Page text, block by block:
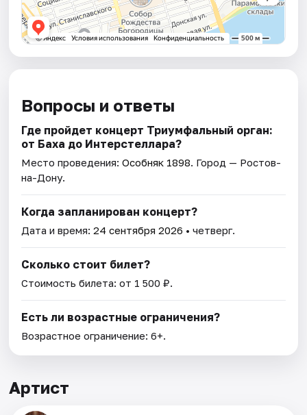
Вопросы и ответы
Где пройдет концерт Триумфальный орган:
от Баха до Интерстеллара?
Место проведения:Особняк 1898. Город — Ростов-
на-Дону.
Когда запланирован концерт?
Дата и время:24 сентября 2026 • четверг.
Сколько стоит билет?
Стоимость билета: от 1 500 ₽.
Есть ли возрастные ограничения?
Возрастное ограничение: 6+.
Артист